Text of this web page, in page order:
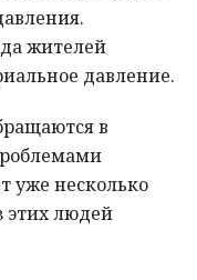
жителей
давление.
в
уже несколько
этих людей